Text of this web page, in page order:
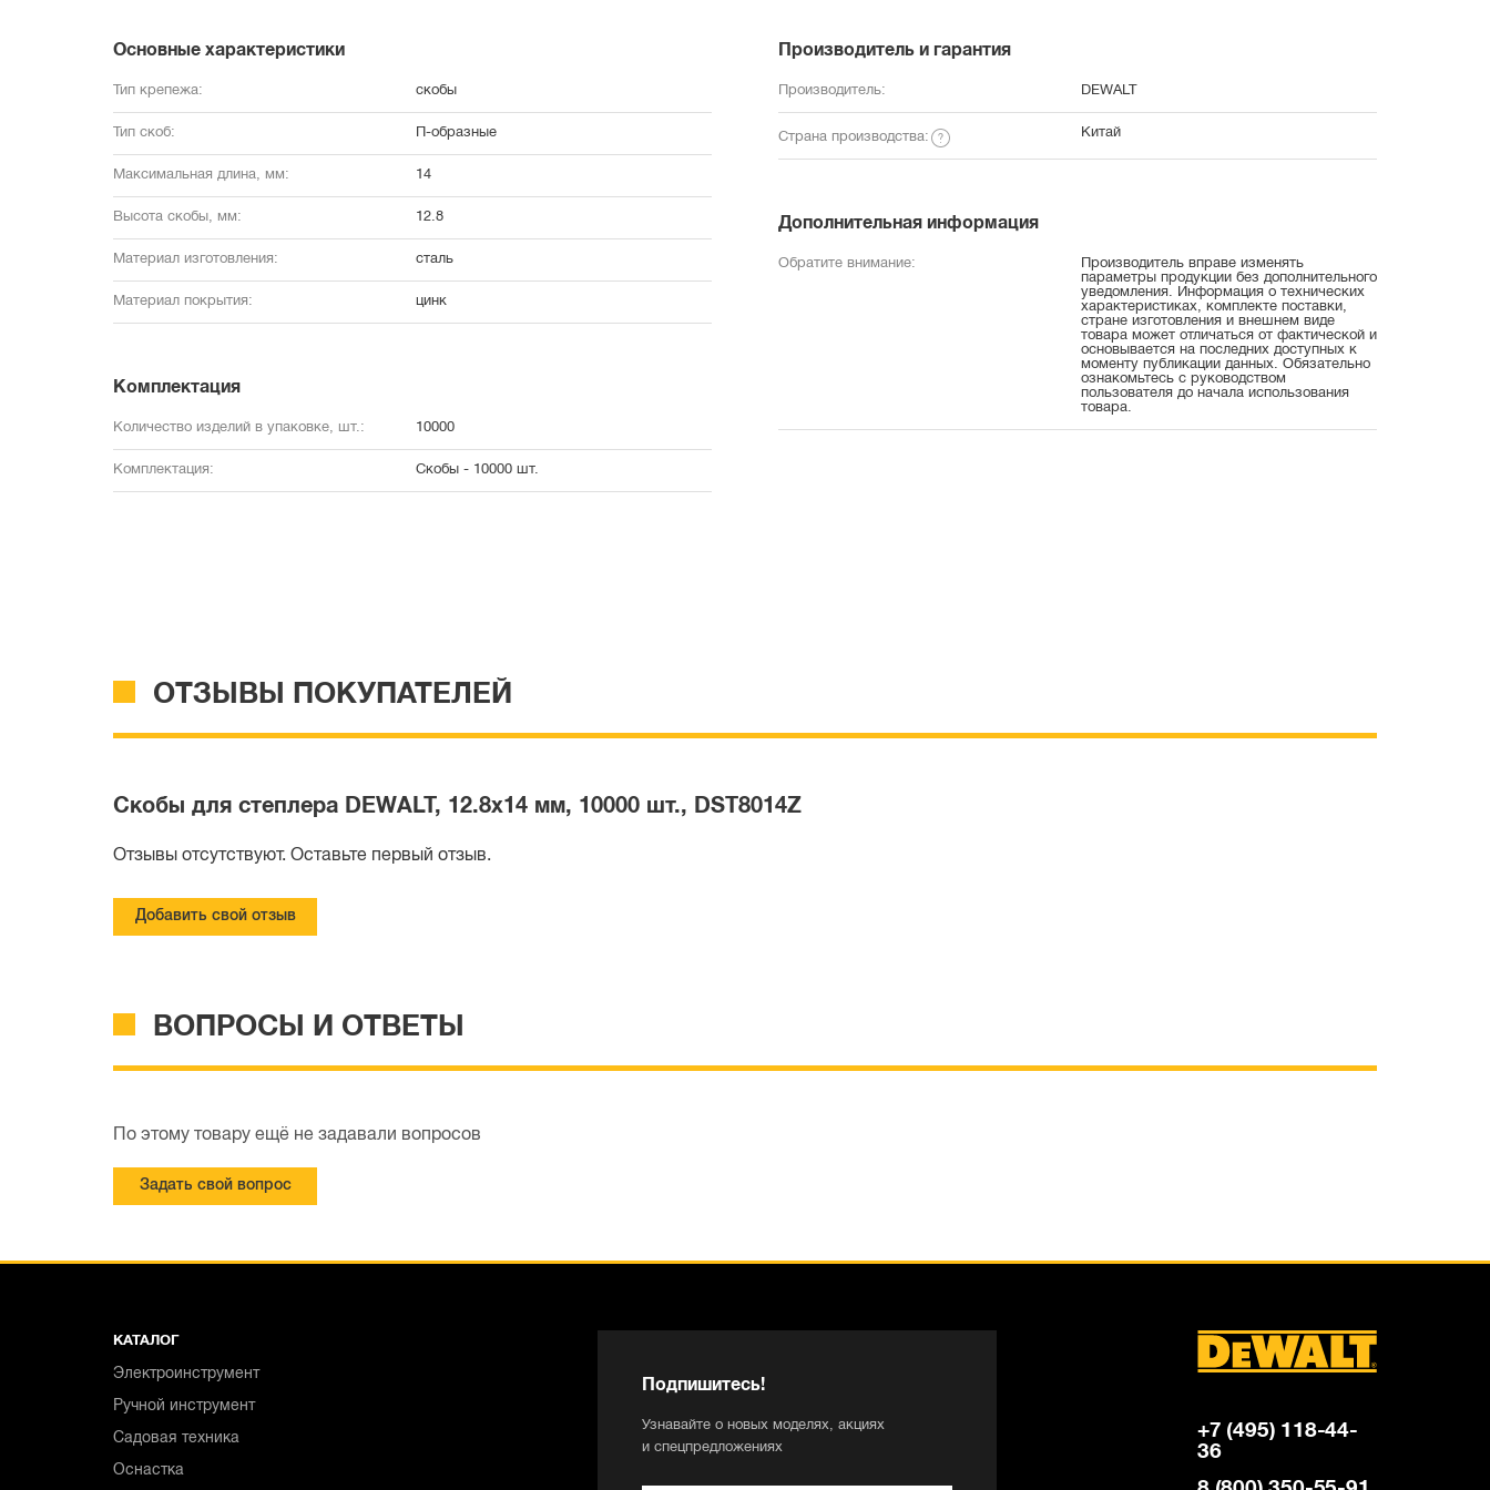
Основные характеристики
Тип крепежа: скобы
Тип скоб: П-образные
Максимальная длина, мм: 14
Высота скобы, мм: 12.8
Материал изготовления: сталь
Материал покрытия: цинк
Комплектация
Количество изделий в упаковке, шт.: 10000
Комплектация: Скобы - 10000 шт.
Производитель и гарантия
Производитель: DEWALT
Страна производства: Китай
Дополнительная информация
Обратите внимание:
Производитель вправе изменять
параметры продукции без дополнительного
уведомления. Информация о технических
характеристиках, комплекте поставки,
стране изготовления и внешнем виде
товара может отличаться от фактической и
основывается на последних доступных к
моменту публикации данных. Обязательно
ознакомьтесь с руководством
пользователя до начала использования
товара.
ОТЗЫВЫ ПОКУПАТЕЛЕЙ
Скобы для степлера DEWALT, 12.8х14 мм, 10000 шт., DST8014Z
Отзывы отсутствуют. Оставьте первый отзыв.
Добавить свой отзыв
ВОПРОСЫ И ОТВЕТЫ
По этому товару ещё не задавали вопросов
Задать свой вопрос
КАТАЛОГ
Электроинструмент
Ручной инструмент
Садовая техника
Оснастка
Подпишитесь!
Узнавайте о новых моделях, акциях
и спецпредложениях
+7 (495) 118-44-
36